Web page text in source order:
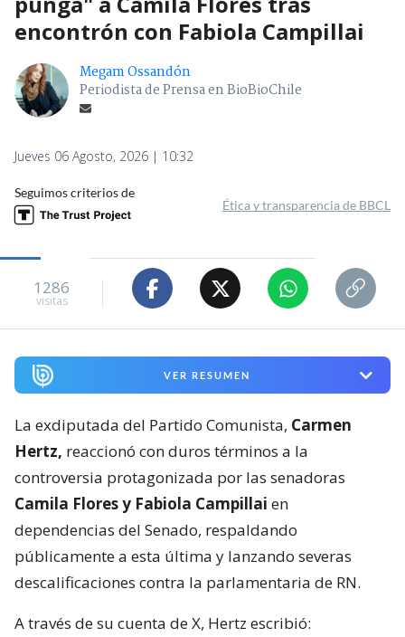
encontrón con Fabiola Campillai
Megam Ossandón
Periodista de Prensa en BioBioChile
Jueves 06 Agosto, 2026 | 10:32
Seguimos criterios de
Ética y transparencia de BBCL
1286
visitas
VER RESUMEN
La exdiputada del Partido Comunista, Carmen
Hertz, reaccionó con duros términos a la
controversia protagonizada por las senadoras
Camila Flores y Fabiola Campillai en
dependencias del Senado, respaldando
públicamente a esta última y lanzando severas
descalificaciones contra la parlamentaria de RN.
A través de su cuenta de X, Hertz escribió: